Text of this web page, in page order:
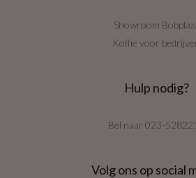
Showroom
Koffie voor
Hulp nodig?
Bel naar 023-
Volg ons op social